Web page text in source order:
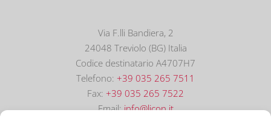
Via F.lli Bandiera, 2
24048 Treviolo (BG) Italia
Codice destinatario A4707H7
Telefono: +39 035 265 7511
Fax: +39 035 265 7522
Email:info@licon.it